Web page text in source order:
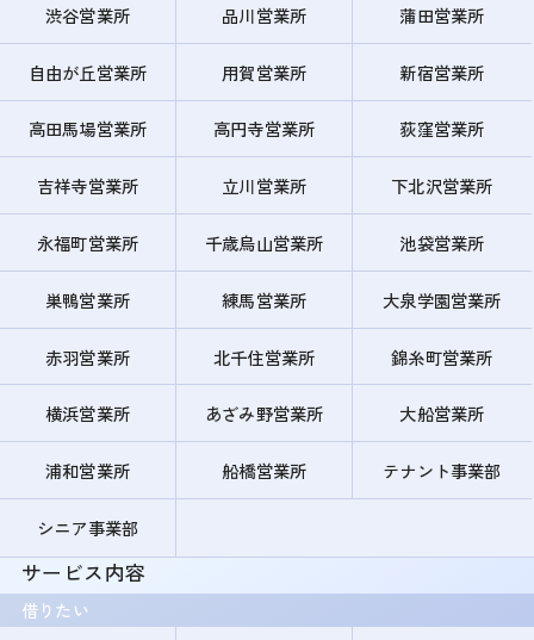
渋谷営業所 品川営業所 蒲田営業所
自由が丘営業所 用賀営業所 新宿営業所
高田馬場営業所 高円寺営業所 荻窪営業所
吉祥寺営業所 立川営業所 下北沢営業所
永福町営業所 千歳烏山営業所 池袋営業所
巣鴨営業所 練馬営業所 大泉学園営業所
赤羽営業所 北千住営業所 錦糸町営業所
横浜営業所 あざみ野営業所 大船営業所
浦和営業所 船橋営業所 テナント事業部
シニア事業部
サービス内容
借りたい